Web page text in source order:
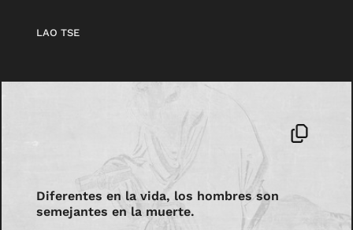
LAO TSE
Diferentes en la vida, los hombres son
semejantes en la muerte.